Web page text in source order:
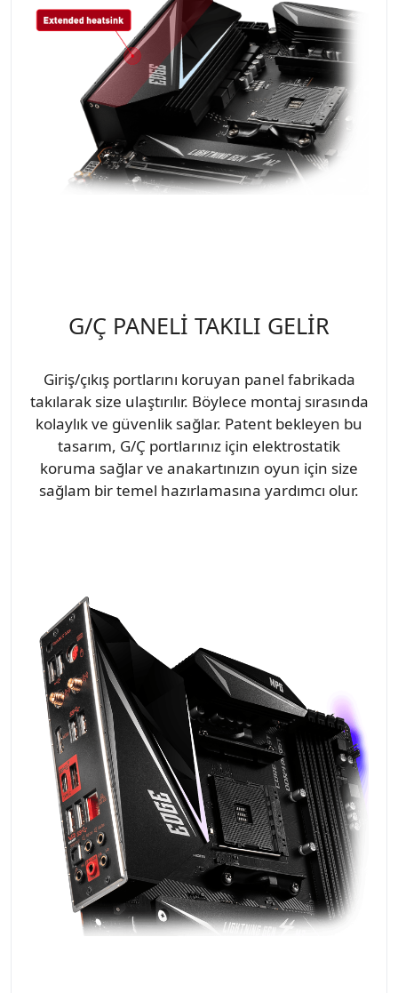
G/Ç PANELİ TAKILI GELİR
Giriş/çıkış portlarını koruyan panel fabrikada
takılarak size ulaştırılır. Böylece montaj sırasında
kolaylık ve güvenlik sağlar. Patent bekleyen bu
tasarım, G/Ç portlarınız için elektrostatik
koruma sağlar ve anakartınızın oyun için size
sağlam bir temel hazırlamasına yardımcı olur.